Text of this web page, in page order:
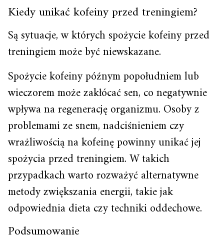
Kiedy unikać kofeiny przed treningiem?
Są sytuacje, w których spożycie kofeiny przed
treningiem może być niewskazane.
Spożycie kofeiny późnym popołudniem lub
wieczorem może zakłócać sen, co negatywnie
wpływa na regenerację organizmu. Osoby z
problemami ze snem, nadciśnieniem czy
wrażliwością na kofeinę powinny unikać jej
spożycia przed treningiem. W takich
przypadkach warto rozważyć alternatywne
metody zwiększania energii, takie jak
odpowiednia dieta czy techniki oddechowe.
Podsumowanie